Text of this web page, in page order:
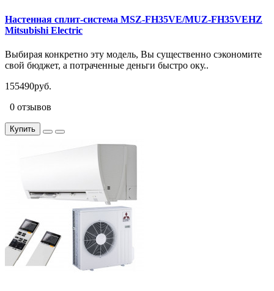
Настенная сплит-система MSZ-FH35VE/MUZ-FH35VEHZ
Mitsubishi Electric
Выбирая конкретно эту модель, Вы существенно сэкономите
свой бюджет, а потраченные деньги быстро оку..
155490руб.
0 отзывов
Купить